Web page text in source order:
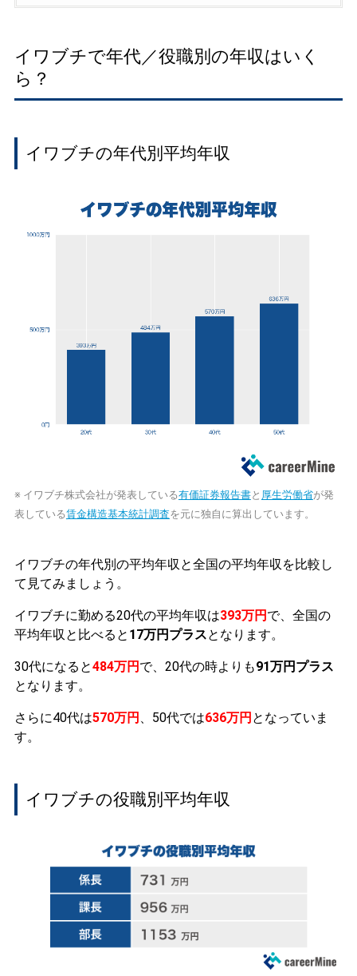
イワブチで年代／役職別の年収はいく
ら？
イワブチの年代別平均年収
※ イワブチ株式会社が発表している有価証券報告書と 厚生労働省が発
表している賃金構造基本統計調査を元に独自に算出しています。
イワブチの年代別の平均年収と全国の平均年収を比較し
て見てみましょう。
イワブチに勤める20代の平均年収は393万円 で、全国の
平均年収と比べると 17万円プラスとなります。
30代になると484万円 で、20代の時よりも91万円プラス
となります。
さらに40代は570万円 、50代では636万円 となっていま
す。
イワブチの役職別平均年収